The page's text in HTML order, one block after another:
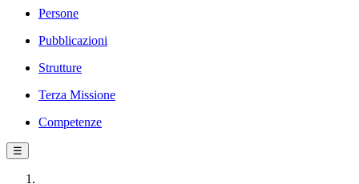
Persone
Pubblicazioni
Strutture
Terza Missione
Competenze
☰